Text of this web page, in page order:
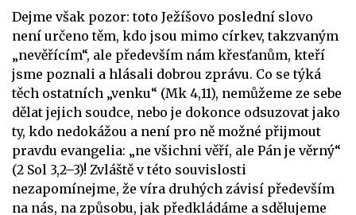
Dejme však pozor: toto Ježíšovo poslední slovo
není určeno těm, kdo jsou mimo církev, takzvaným
„nevěřícím“, ale především nám křesťanům, kteří
jsme poznali a hlásali dobrou zprávu. Co se týká
těch ostatních „venku“ (Mk 4,11), nemůžeme ze sebe
dělat jejich soudce, nebo je dokonce odsuzovat jako
ty, kdo nedokážou a není pro ně možné přijmout
pravdu evangelia: „ne všichni věří, ale Pán je věrný“
(2 Sol 3,2–3)! Zvláště v této souvislosti
nezapomínejme, že víra druhých závisí především
na nás, na způsobu, jak předkládáme a sdělujeme